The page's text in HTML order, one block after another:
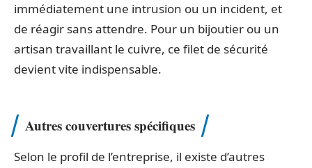
immédiatement une intrusion ou un incident, et
de réagir sans attendre. Pour un bijoutier ou un
artisan travaillant le cuivre, ce filet de sécurité
devient vite indispensable.
Autres couvertures spécifiques
Selon le profil de l’entreprise, il existe d’autres